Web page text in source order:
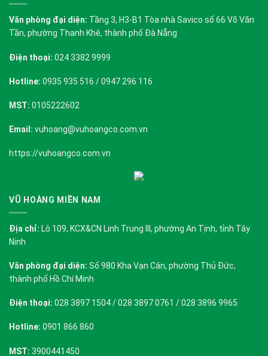
Văn phòng đại diện: Tầng 3, H3-B1 Tòa nhà Savico số 66 Võ Văn
Tần, phường Thanh Khê, thành phố Đà Nẵng
Điện thoại: 024 3382 9999
Hotline: 0935 935 516 / 0947 296 116
MST: 0105222602
Email: vuhoang@vuhoangco.com.vn
https://vuhoangco.com.vn
VŨ HOÀNG MIỀN NAM
Địa chỉ: Lô 109, KCX&CN Linh Trung III, phường An Tịnh, tỉnh Tây
Ninh
Văn phòng đại diện: Số 980 Kha Vạn Cân, phường Thủ Đức,
thành phố Hồ Chí Minh
Điện thoại: 028 3897 1504 / 028 3897 0761 / 028 3896 9965
Hotline: 0901 866 860
MST: 3900441450